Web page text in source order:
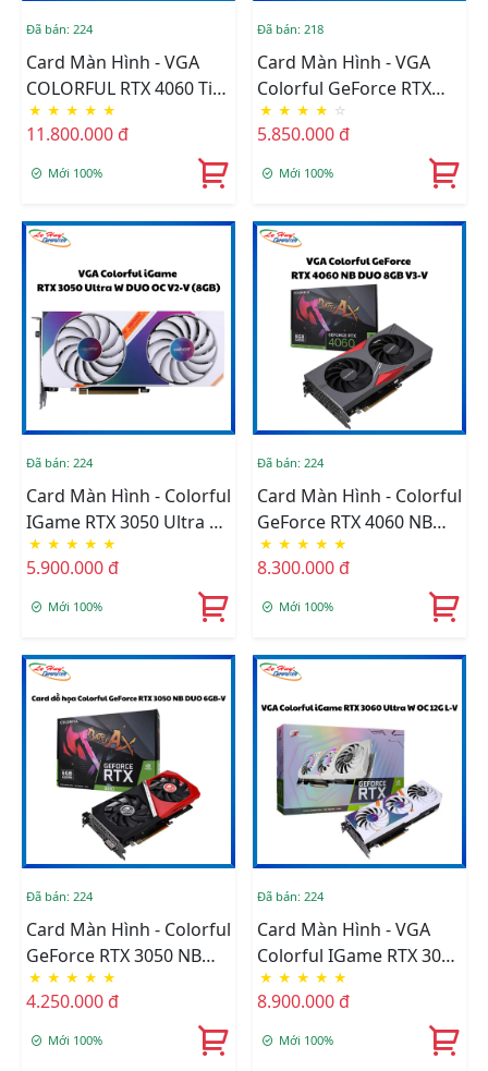
Đã bán: 224
Card Màn Hình - VGA
COLORFUL RTX 4060 Ti
IGAME ULTRA W OC
8GB-V (3 FAN)
★ ★ ★ ★ ★
11.800.000 đ
Mới 100%
Đã bán: 218
Card Màn Hình - VGA
Colorful GeForce RTX
3050 6GB V4-V
★ ★ ★ ★ ☆
5.850.000 đ
Mới 100%
Đã bán: 224
Card Màn Hình - Colorful
IGame RTX 3050 Ultra W
DUO OC V2-V (8GB)
★ ★ ★ ★ ★
5.900.000 đ
Mới 100%
Đã bán: 224
Card Màn Hình - Colorful
GeForce RTX 4060 NB
DUO 8GB V3-V
★ ★ ★ ★ ★
8.300.000 đ
Mới 100%
Đã bán: 224
Card Màn Hình - Colorful
GeForce RTX 3050 NB
DUO 6GB-V
★ ★ ★ ★ ★
4.250.000 đ
Mới 100%
Đã bán: 224
Card Màn Hình - VGA
Colorful IGame RTX 3060
Ultra W OC 12G L-V
★ ★ ★ ★ ★
8.900.000 đ
Mới 100%